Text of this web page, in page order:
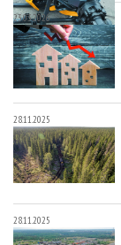
23.03.2026
28.11.2025
28.11.2025